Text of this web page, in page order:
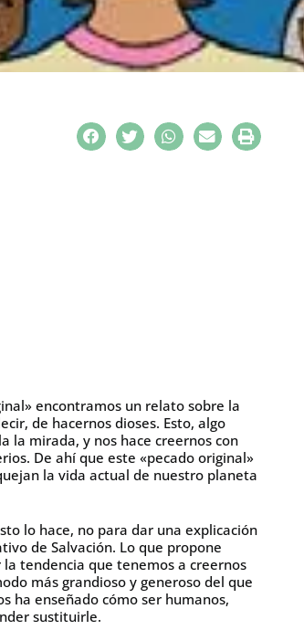
encontramos un relato sobre la
de hacernos dioses. Esto, algo
la mirada, y nos hace creernos con
De ahí que este «pecado original»
la vida actual de nuestro planeta
lo hace, no para dar una explicación
de Salvación. Lo que propone
tendencia que tenemos a creernos
más grandioso y generoso del que
ha enseñado cómo ser humanos,
sustituirle.